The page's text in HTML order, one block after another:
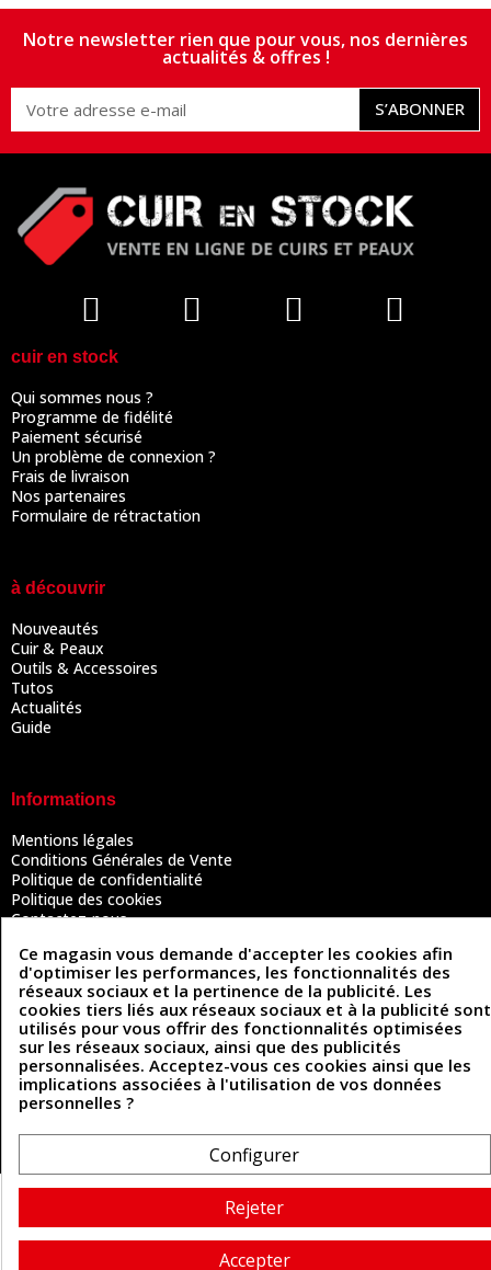
Notre newsletter rien que pour vous, nos dernières
actualités & offres !
S’ABONNER
cuir en stock
Qui sommes nous ?
Programme de fidélité
Paiement sécurisé
Un problème de connexion ?
Frais de livraison
Nos partenaires
Formulaire de rétractation
à découvrir
Nouveautés
Cuir & Peaux
Outils & Accessoires
Tutos
Actualités
Guide
Informations
Mentions légales
Conditions Générales de Vente
Politique de confidentialité
Politique des cookies
Contactez-nous
Coordonnées
493 Chemin de Catougnac
81300 Graulhet
05 63 34 51 88
contact@cuirenstock.com
Cuirenstock © 2026 - Une création Quatrys 💙
Ce magasin vous demande d'accepter les cookies afin
d'optimiser les performances, les fonctionnalités des
réseaux sociaux et la pertinence de la publicité. Les
cookies tiers liés aux réseaux sociaux et à la publicité sont
utilisés pour vous offrir des fonctionnalités optimisées
sur les réseaux sociaux, ainsi que des publicités
personnalisées. Acceptez-vous ces cookies ainsi que les
implications associées à l'utilisation de vos données
personnelles ?
Configurer
Rejeter
Accepter